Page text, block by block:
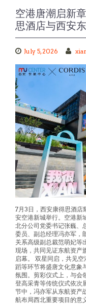
空港唐潮启新
思酒店与西安
安空港新城举行。空港新
北分公司党委书记张巍、
委员、副总经理冯亦军，
关系高级副总裁范萌妃等
现场，共同见证东航资产
启幕。 双星同启，共见
蹈等环节将盛唐文化意象
氛围。剪彩仪式上，与会
登高采青等传统仪式依次
节中，冯亦军从东航资产
航布局西北重要项目的意
际化服务经验助力区域商